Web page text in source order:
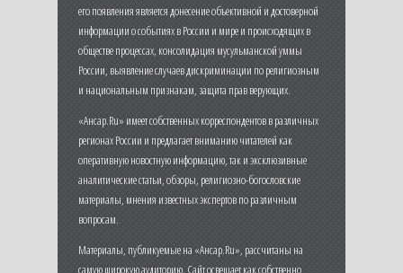
его появления является донесение объективной и достоверной
информации о событиях в России и мире и происходящих в
обществе процессах, консолидация мусульманской уммы
России, выявление случаев дискриминации по религиозным
и национальным признакам, защита прав верующих.
«Ансар.Ru» имеет собственных корреспондентов в различных
регионах России и предлагает вниманию читателей как
оперативную новостную информацию, так и эксклюзивные
аналитические статьи, обзоры, религиозно-богословские
материалы, мнения известных экспертов по различным
вопросам.
Материалы, публикуемые на «Ансар.Ru», рассчитаны на
самую широкую аудиторию. Сайт освещает как собственно